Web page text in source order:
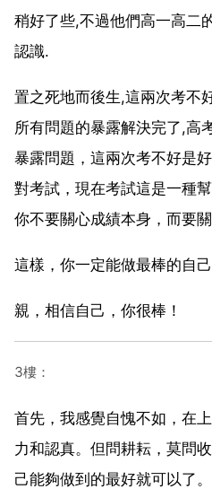
稍好了些,不過他們高一高二
認識.
置之死地而後生,這兩次考不
所有問題的暴露解決完了,高
暴露問題，這兩次考不好是
對考試，現在考試這是一種
你不要關心成績本身，而要
這樣，你一定能做最棒的自己
親，相信自己，你很棒！
3樓：
首先，我感覺自愧不如，在
力和認真。但問耕耘，莫問
己能夠做到的最好就可以了